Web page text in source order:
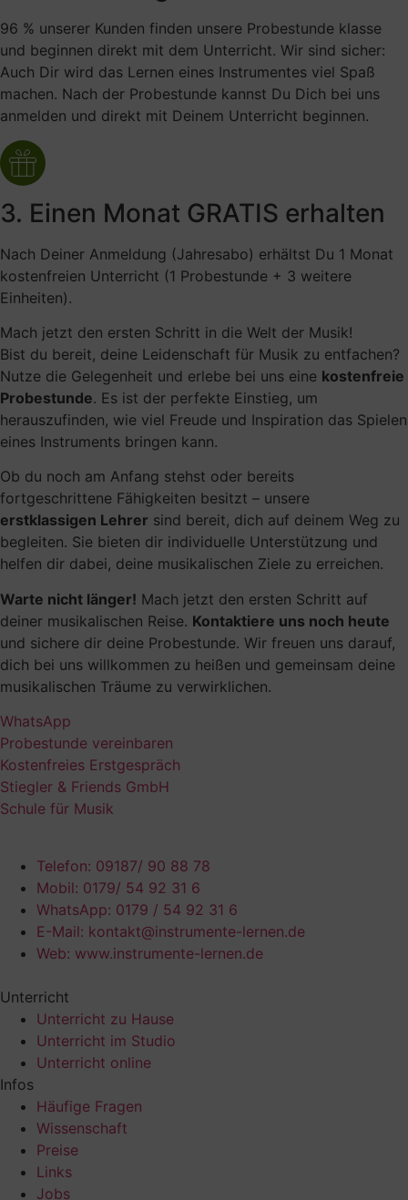
96 % unserer Kunden finden unsere Probestunde klasse
und beginnen direkt mit dem Unterricht. Wir sind sicher:
Auch Dir wird das Lernen eines Instrumentes viel Spaß
machen. Nach der Probestunde kannst Du Dich bei uns
anmelden und direkt mit Deinem Unterricht beginnen.
3. Einen Monat GRATIS erhalten
Nach Deiner Anmeldung (Jahresabo) erhältst Du 1 Monat
kostenfreien Unterricht (1 Probestunde + 3 weitere
Einheiten).
Mach jetzt den ersten Schritt in die Welt der Musik!
Bist du bereit, deine Leidenschaft für Musik zu entfachen?
Nutze die Gelegenheit und erlebe bei uns eine kostenfreie
Probestunde. Es ist der perfekte Einstieg, um
herauszufinden, wie viel Freude und Inspiration das Spielen
eines Instruments bringen kann.
Ob du noch am Anfang stehst oder bereits
fortgeschrittene Fähigkeiten besitzt – unsere
erstklassigen Lehrer sind bereit, dich auf deinem Weg zu
begleiten. Sie bieten dir individuelle Unterstützung und
helfen dir dabei, deine musikalischen Ziele zu erreichen.
Warte nicht länger! Mach jetzt den ersten Schritt auf
deiner musikalischen Reise. Kontaktiere uns noch heute
und sichere dir deine Probestunde. Wir freuen uns darauf,
dich bei uns willkommen zu heißen und gemeinsam deine
musikalischen Träume zu verwirklichen.
WhatsApp
Probestunde vereinbaren
Kostenfreies Erstgespräch
Stiegler & Friends GmbH
Schule für Musik
Telefon: 09187/ 90 88 78
Mobil: 0179/ 54 92 31 6
WhatsApp: 0179 / 54 92 31 6
E-Mail: kontakt@instrumente-lernen.de
Web: www.instrumente-lernen.de
Unterricht
Unterricht zu Hause
Unterricht im Studio
Unterricht online
Infos
Häufige Fragen
Wissenschaft
Preise
Links
Jobs